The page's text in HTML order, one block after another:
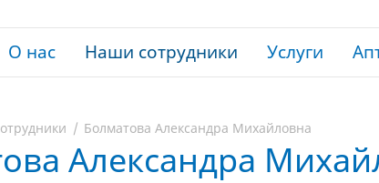
О нас Наши сотрудники Услуги
Болматова Александра Михайловна
Александра